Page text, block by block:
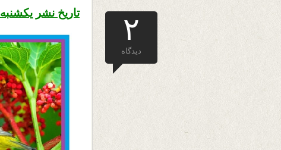
۲
دیدگاه
تاریخ نشر یکشنبه ۱۱ حمل ۱۳۹۸ – ۳۱ مارچ ۲۰۱۹ هالند